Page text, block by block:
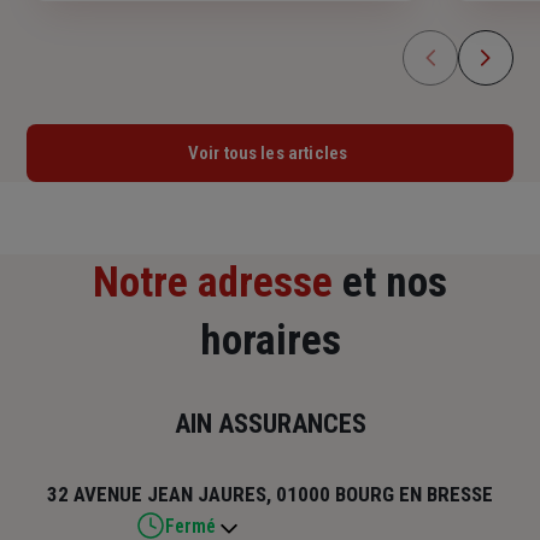
de
Voir tous les articles
Notre adresse et nos
horaires
AIN ASSURANCES
32 AVENUE JEAN JAURES, 01000 BOURG EN BRESSE
Fermé